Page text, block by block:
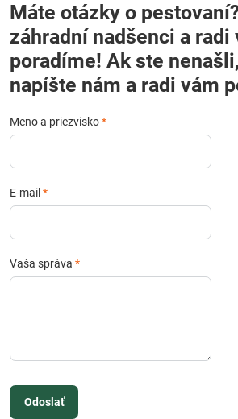
Máte otázky o pestovaní?
záhradní nadšenci a radi
poradíme! Ak ste
napíšte nám a radi vám
Meno a priezvisko*
E-mail *
Vaša správa *
Odoslať